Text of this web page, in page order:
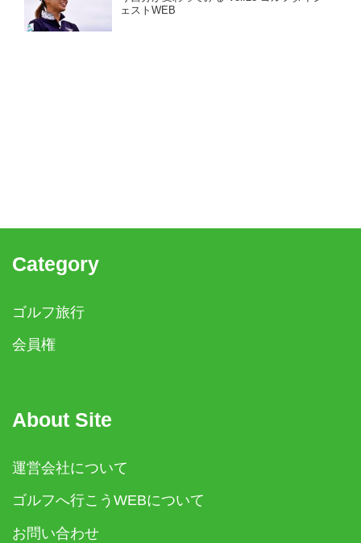
ェストWEB
Category
ゴルフ旅行
会員権
About Site
運営会社について
ゴルフへ行こうWEBについて
お問い合わせ